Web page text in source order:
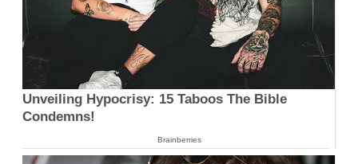
Unveiling Hypocrisy: 15 Taboos The Bible
Condemns!
Brainberries